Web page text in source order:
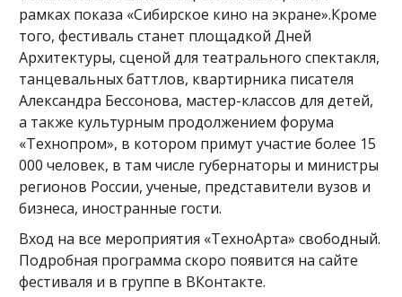
рамках показа «Сибирское кино на экране».Кроме
того, фестиваль станет площадкой Дней
Архитектуры, сценой для театрального спектакля,
танцевальных баттлов, квартирника писателя
Александра Бессонова, мастер-классов для детей,
а также культурным продолжением форума
«Технопром», в котором примут участие более 15
000 человек, в там числе губернаторы и министры
регионов России, ученые, представители вузов и
бизнеса, иностранные гости.
Вход на все мероприятия «ТехноАрта» свободный.
Подробная программа скоро появится на сайте
фестиваля и в группе в ВКонтакте.